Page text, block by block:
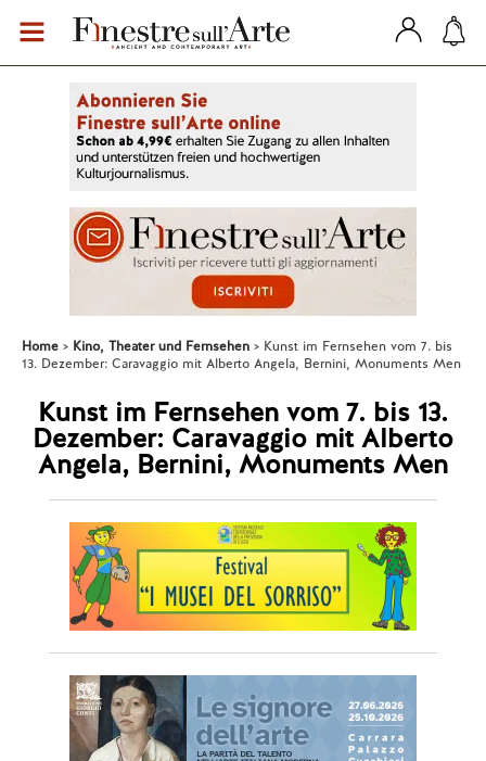
Home Kino, Theater und Fernsehen
Kunst im Fernsehen vom 7. bis
13. Dezember: Caravaggio mit Alberto Angela, Bernini, Monuments Men
Kunst im Fernsehen vom 7. bis 13.
Dezember: Caravaggio mit Alberto
Angela, Bernini, Monuments Men